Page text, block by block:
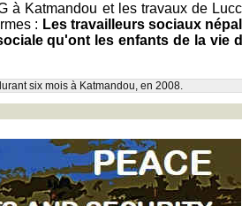
à Katmandou et les travaux de
: Les travailleurs sociaux
qu'ont les enfants de la vie
six mois à Katmandou, en 2008.